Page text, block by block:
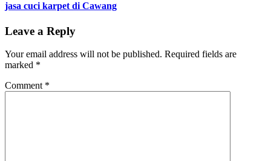
jasa cuci karpet di Cawang
Leave a Reply
Your email address will not be published. Required fields are
marked *
Comment *